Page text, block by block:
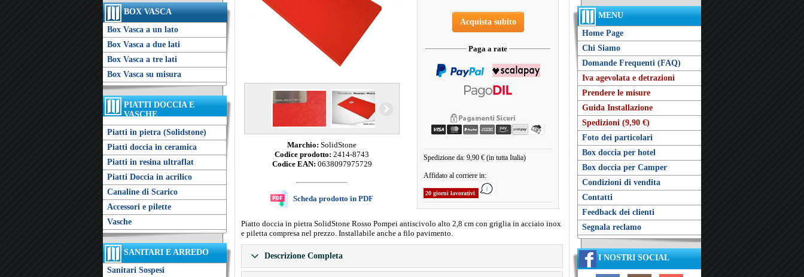
BOX VASCA
Box Vasca a un lato
Box Vasca a due lati
Box Vasca a tre lati
Box Vasca su misura
PIATTI DOCCIA E
VASCHE
Piatti in pietra (Solidstone)
Piatti doccia in ceramica
Piatti in resina ultraflat
Piatti Doccia in acrilico
Canaline di Scarico
Accessori e pilette
Vasche
SANITARI E ARREDO
Sanitari Sospesi
MENU
Home Page
Chi Siamo
Domande Frequenti (FAQ)
Iva agevolata e detrazioni
Prendere le misure
Guida Installazione
Spedizioni (9,90 €)
Foto dei particolari
Box doccia per hotel
Box doccia per Camper
Condizioni di vendita
Contatti
Feedback dei clienti
Segnala reclamo
I NOSTRI SOCIAL
Marchio: SolidStone
Codice prodotto: 2414-8743
Codice EAN: 0638097975729
Scheda prodotto in PDF
Acquista subito
Paga a rate
Spedizione da: 9,90 € (in tutta Italia)
Affidato al corriere in:
20 giorni lavorativi
Piatto doccia in pietra SolidStone Rosso Pompei antiscivolo alto 2,8 cm con griglia in acciaio inox
e piletta compresa nel prezzo. Installabile anche a filo pavimento.
Descrizione Completa